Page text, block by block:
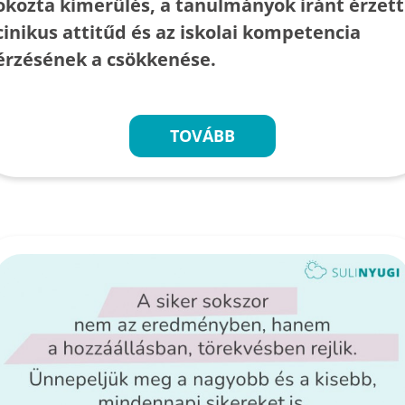
kimerülés, a tanulmányok iránt érzett
attitűd és az iskolai kompetencia
a csökkenése.
TOVÁBB